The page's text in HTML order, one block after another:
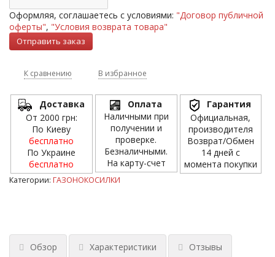
Оформляя, соглашаетесь с условиями: "Договор публичной
оферты", "Условия возврата товара"
К сравнению В избранное
Доставка
От 2000 грн:
По Киеву
бесплатно
По Украине
бесплатно
Оплата
Наличными при
получении и
проверке.
Безналичными.
На карту-счет
Гарантия
Официальная,
производителя
Возврат/Обмен
14 дней с
момента покупки
Категории: ГАЗОНОКОСИЛКИ
Обзор Характеристики Отзывы